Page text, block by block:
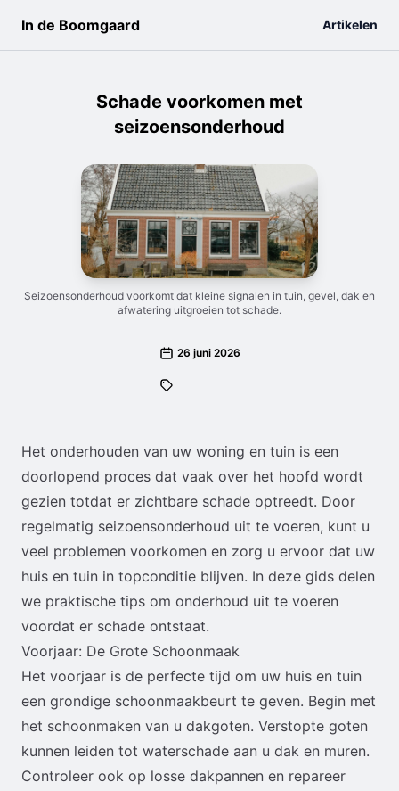
In de Boomgaard Artikelen
Schade voorkomen met
seizoensonderhoud
Seizoensonderhoud voorkomt dat kleine signalen in tuin, gevel, dak en
afwatering uitgroeien tot schade.
26 juni 2026
Het onderhouden van uw woning en tuin is een
doorlopend proces dat vaak over het hoofd wordt
gezien totdat er zichtbare schade optreedt. Door
regelmatig seizoensonderhoud uit te voeren, kunt u
veel problemen voorkomen en zorg u ervoor dat uw
huis en tuin in topconditie blijven. In deze gids delen
we praktische tips om onderhoud uit te voeren
voordat er schade ontstaat.
Voorjaar: De Grote Schoonmaak
Het voorjaar is de perfecte tijd om uw huis en tuin
een grondige schoonmaakbeurt te geven. Begin met
het schoonmaken van u dakgoten. Verstopte goten
kunnen leiden tot waterschade aan u dak en muren.
Controleer ook op losse dakpannen en repareer